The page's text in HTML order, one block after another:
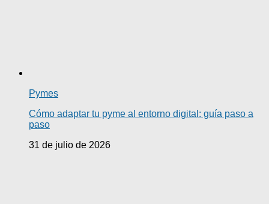
Pymes
Cómo adaptar tu pyme al entorno digital: guía paso a
paso
31 de julio de 2026